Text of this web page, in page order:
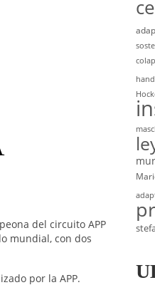
del circuito APP
mundial, con dos
por la APP.